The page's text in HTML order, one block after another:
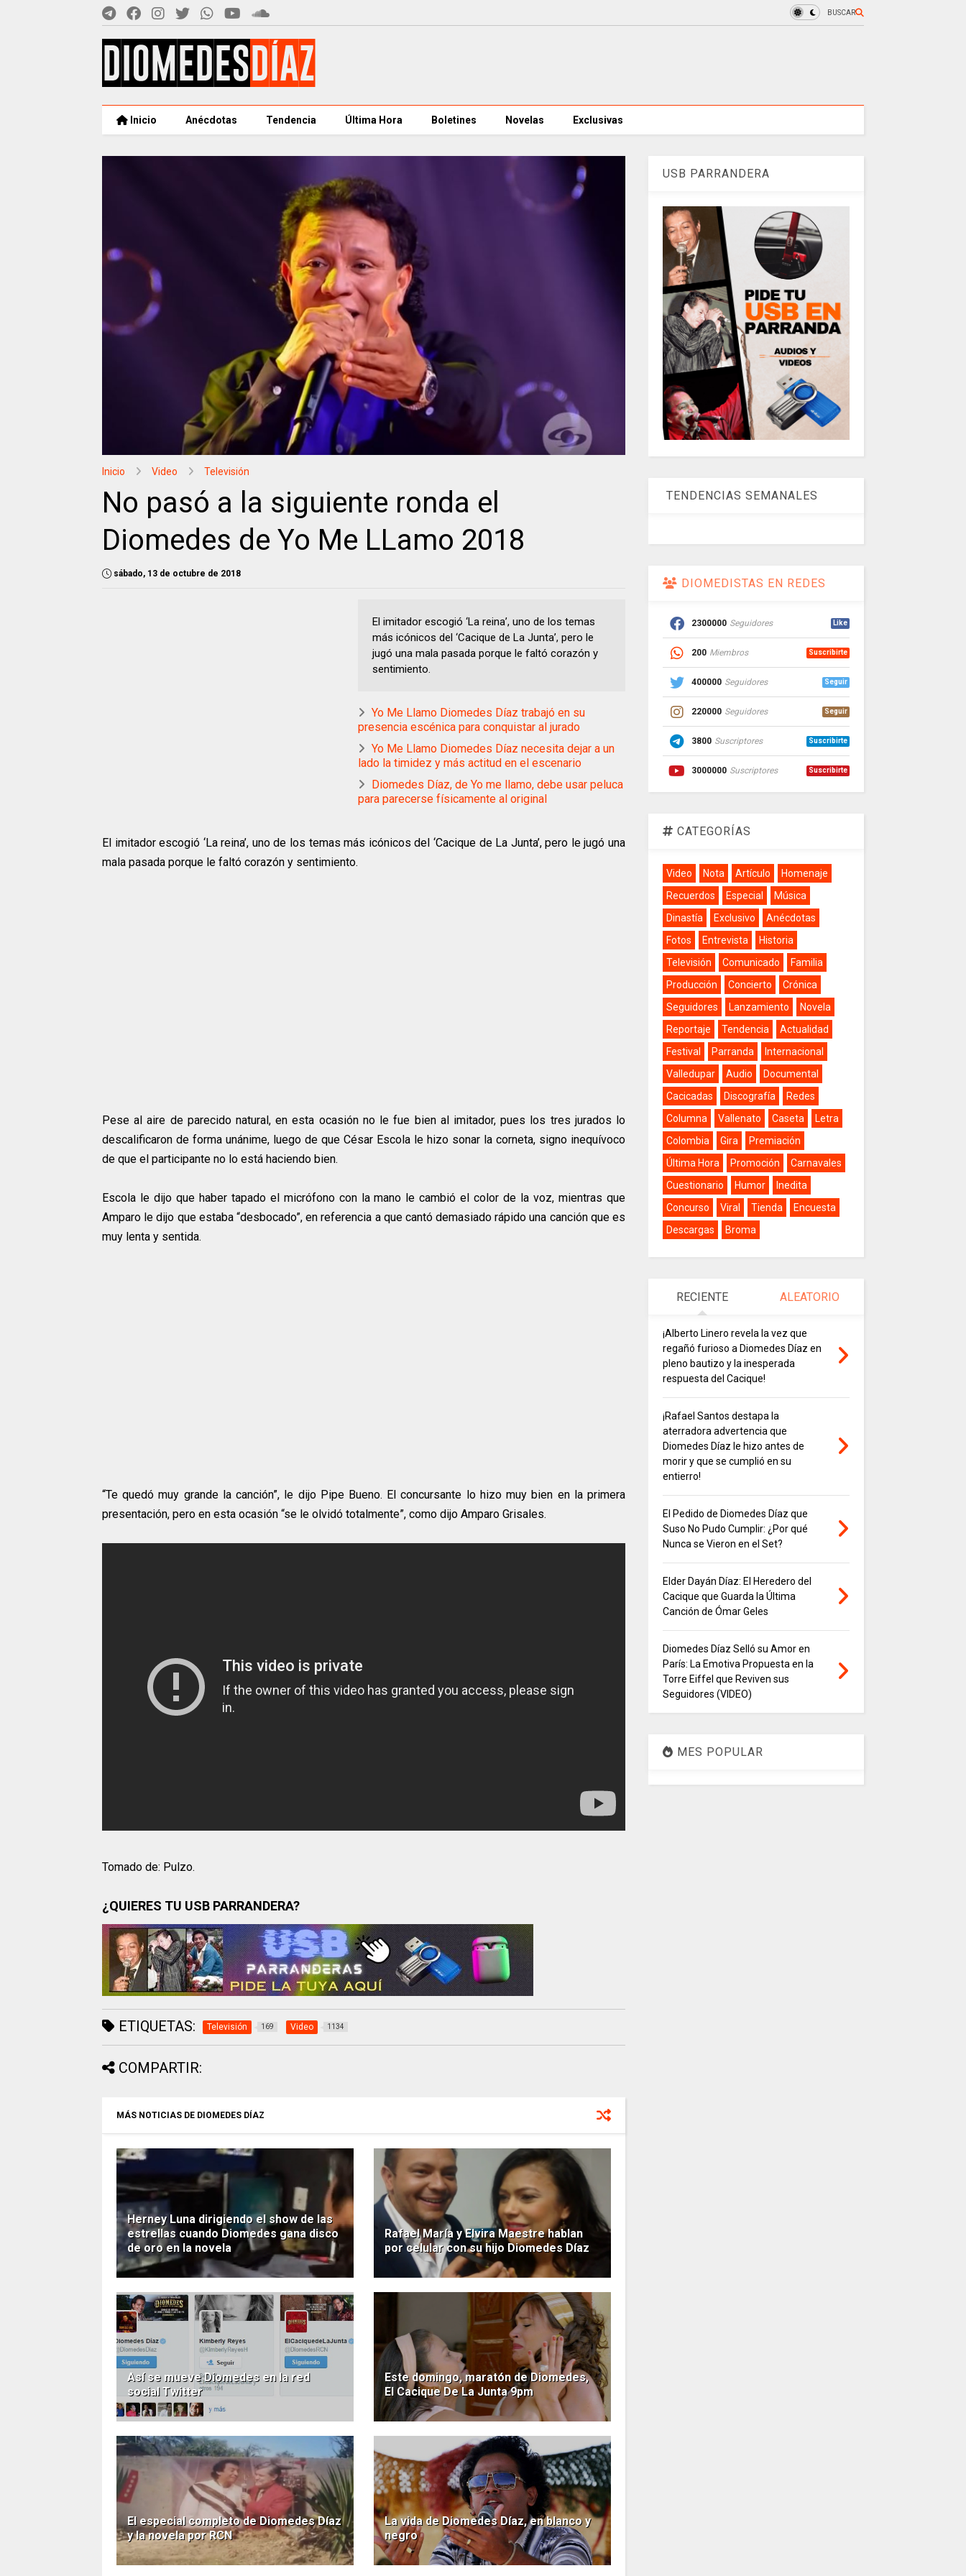
BUSCAR
Inicio Anécdotas Tendencia Última Hora Boletines Novelas Exclusivas
Inicio Video Televisión
No pasó a la siguiente ronda el
Diomedes de Yo Me LLamo 2018
sábado, 13 de octubre de 2018
El imitador escogió ‘La reina’, uno de los temas
más icónicos del ‘Cacique de La Junta’, pero le
jugó una mala pasada porque le faltó corazón y
sentimiento.
Yo Me Llamo Diomedes Díaz trabajó en su
presencia escénica para conquistar al jurado
Yo Me Llamo Diomedes Díaz necesita dejar a un
lado la timidez y más actitud en el escenario
Diomedes Díaz, de Yo me llamo, debe usar peluca
para parecerse físicamente al original
El imitador escogió ‘La reina’, uno de los temas más icónicos del ‘Cacique de La Junta’, pero le jugó una
mala pasada porque le faltó corazón y sentimiento.
Pese al aire de parecido natural, en esta ocasión no le fue bien al imitador, pues los tres jurados lo
descalificaron de forma unánime, luego de que César Escola le hizo sonar la corneta, signo inequívoco
de que el participante no lo está haciendo bien.
Escola le dijo que haber tapado el micrófono con la mano le cambió el color de la voz, mientras que
Amparo le dijo que estaba “desbocado”, en referencia a que cantó demasiado rápido una canción que es
muy lenta y sentida.
“Te quedó muy grande la canción”, le dijo Pipe Bueno. El concursante lo hizo muy bien en la primera
presentación, pero en esta ocasión “se le olvidó totalmente”, como dijo Amparo Grisales.
Tomado de: Pulzo.
¿QUIERES TU USB PARRANDERA?
ETIQUETAS: Televisión 169 Video 1134
COMPARTIR:
MÁS NOTICIAS DE DIOMEDES DÍAZ
Herney Luna dirigiendo el show de las
estrellas cuando Diomedes gana disco
de oro en la novela
Rafael María y Elvira Maestre hablan
por celular con su hijo Diomedes Díaz
Así se mueve Diomedes en la red
social Twitter
Este domingo, maratón de Diomedes,
El Cacique De La Junta 9pm
El especial completo de Diomedes Díaz
y la novela por RCN
La vida de Diomedes Díaz, en blanco y
negro
USB PARRANDERA
TENDENCIAS SEMANALES
DIOMEDISTAS EN REDES
2300000 Seguidores Like
200 Miembros Suscribirte
400000 Seguidores Seguir
220000 Seguidores Seguir
3800 Suscriptores Suscribirte
3000000 Suscriptores Suscribirte
CATEGORÍAS
Video Nota Artículo
Homenaje
Recuerdos
Especial
Música
Dinastía
Exclusivo
Anécdotas
Fotos
Entrevista
Historia
Televisión
Comunicado
Familia
Producción
Concierto
Crónica
Seguidores
Lanzamiento
Novela
Reportaje
Tendencia
Actualidad
Festival
Parranda
Internacional
Valledupar
Audio
Documental
Cacicadas
Discografía
Redes
Columna
Vallenato Caseta
Letra
Colombia
Gira
Premiación
Última Hora
Promoción
Carnavales
Cuestionario
Humor
Inedita
Concurso
Viral Tienda
Encuesta
Descargas
Broma
RECIENTE ALEATORIO
¡Alberto Linero revela la vez que
regañó furioso a Diomedes Díaz en
pleno bautizo y la inesperada
respuesta del Cacique!
¡Rafael Santos destapa la
aterradora advertencia que
Diomedes Díaz le hizo antes de
morir y que se cumplió en su
entierro!
El Pedido de Diomedes Díaz que
Suso No Pudo Cumplir: ¿Por qué
Nunca se Vieron en el Set?
Elder Dayán Díaz: El Heredero del
Cacique que Guarda la Última
Canción de Ómar Geles
Diomedes Díaz Selló su Amor en
París: La Emotiva Propuesta en la
Torre Eiffel que Reviven sus
Seguidores (VIDEO)
MES POPULAR